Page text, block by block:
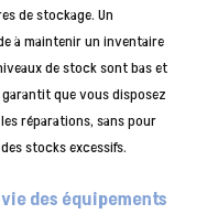
de stockage. Un
à maintenir un inventaire
de stock sont bas et
que vous disposez
réparations, sans pour
stocks excessifs.
des équipements